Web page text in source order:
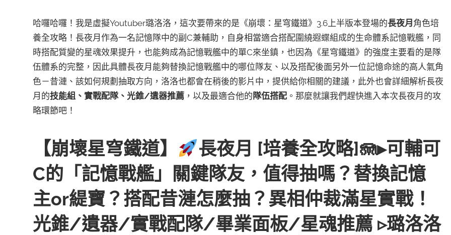
哈囉哈囉！我是虛擬Youtuber璐洛洛，這次要帶來的是《崩壞：星穹鐵道》3.6上半版本登場的長夜月 角色培
養全攻略！長夜月作為一名記憶隊中的副C兼輔助，自身相當適合搭配圍繞遐蝶組成的生命體系記憶戰艦，同
時搭配質變的星魂效果提升，也能夠成為記憶戰艦中的單C來坐鎮，也因為《星穹鐵道》的強度主要看的是隊
伍體系的完整，因此具體長夜月能夠替換記憶戰艦中的哪位隊友、以及搭配後面另外一位記憶命途的高人氣角
色－昔漣、該如何規劃抽取方向，洛洛也都會在稍後的影片中，提供給你相關的建議，此外也會詳細解析長夜
月的技能組、實戰配隊、光錐/遺器推薦，以及最適合他的 隊伍搭配。 那麼就讓我們趕快進入本次長夜月的攻
略環節吧！
【崩壞星穹鐵道】
長夜月 [培養全攻略]🪼▸可輔可
C的「記憶戰艦」關鍵隊友，值得抽嗎？替換記憶
主or緹寶？搭配昔漣怎麼抽？異相仲裁滿星實戰！
光錐/遺器/實戰配隊/畢業面板/星魂推薦 ▹璐洛洛